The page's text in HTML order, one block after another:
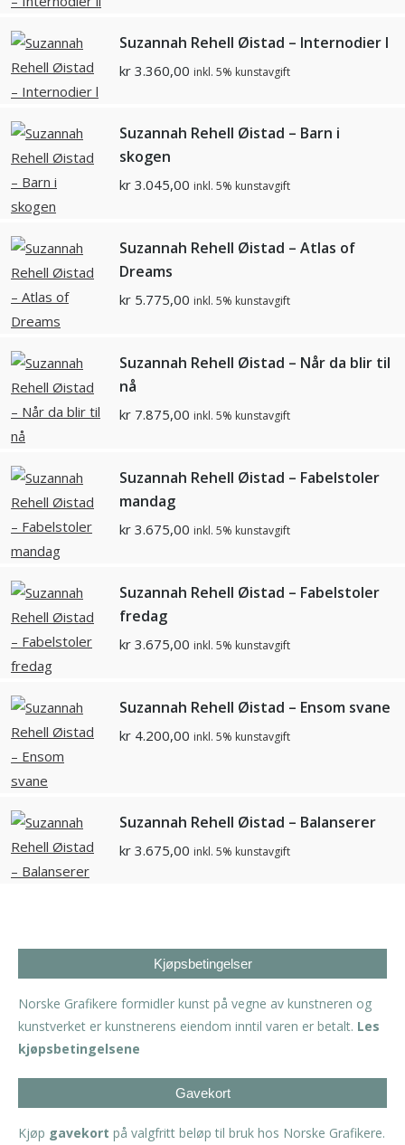
Suzannah Rehell Øistad – Internodier l
kr 3.360,00 inkl. 5% kunstavgift
Suzannah Rehell Øistad – Barn i
skogen
kr 3.045,00 inkl. 5% kunstavgift
Suzannah Rehell Øistad – Atlas of
Dreams
kr 5.775,00 inkl. 5% kunstavgift
Suzannah Rehell Øistad – Når da blir til
nå
kr 7.875,00 inkl. 5% kunstavgift
Suzannah Rehell Øistad – Fabelstoler
mandag
kr 3.675,00 inkl. 5% kunstavgift
Suzannah Rehell Øistad – Fabelstoler
fredag
kr 3.675,00 inkl. 5% kunstavgift
Suzannah Rehell Øistad – Ensom svane
kr 4.200,00 inkl. 5% kunstavgift
Suzannah Rehell Øistad – Balanserer
kr 3.675,00 inkl. 5% kunstavgift
Kjøpsbetingelser
Norske Grafikere formidler kunst på vegne av kunstneren og
kunstverket er kunstnerens eiendom inntil varen er betalt. Les
kjøpsbetingelsene
Gavekort
Kjøp gavekort på valgfritt beløp til bruk hos Norske Grafikere.